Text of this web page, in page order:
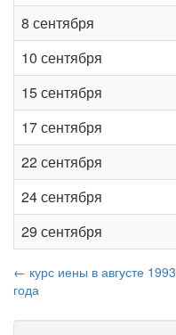
8 сентября
10 сентября
15 сентября
17 сентября
22 сентября
24 сентября
29 сентября
← курс иены в августе 1993
года